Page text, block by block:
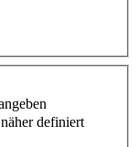
definiert